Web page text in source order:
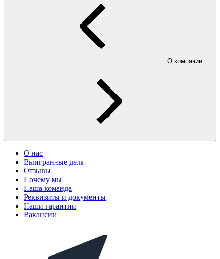
О компании
О нас
Выигранные дела
Отзывы
Почему мы
Наша команда
Реквизиты и документы
Наши гарантии
Вакансии